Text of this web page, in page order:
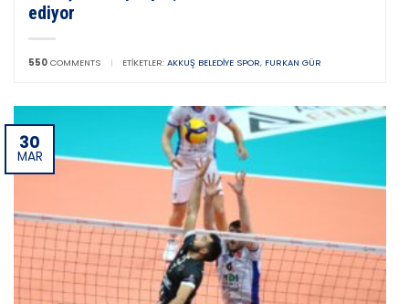
ediyor
550 COMMENTS | ETIKETLER: AKKUŞ BELEDIYE SPOR, FURKAN GÜR
30
MAR